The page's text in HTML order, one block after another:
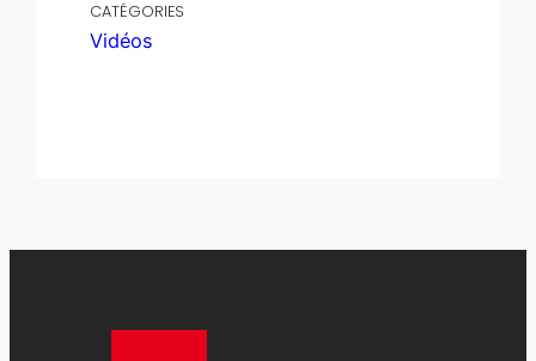
CATÉGORIES
Vidéos